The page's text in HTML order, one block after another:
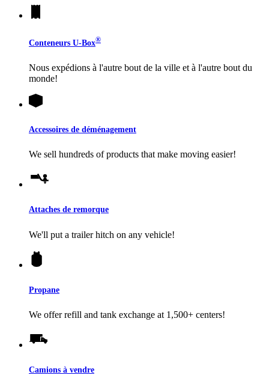
Conteneurs U-Box®
Nous expédions à l'autre bout de la ville et à l'autre bout du
monde!
Accessoires de déménagement
We sell hundreds of products that make moving easier!
Attaches de remorque
We'll put a trailer hitch on any vehicle!
Propane
We offer refill and tank exchange at 1,500+ centers!
Camions à vendre